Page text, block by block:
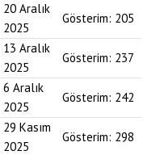
20 Aralık
2025
Gösterim: 205
13 Aralık
2025
Gösterim: 237
6 Aralık
2025
Gösterim: 242
29 Kasım
2025
Gösterim: 298